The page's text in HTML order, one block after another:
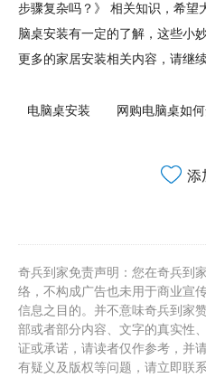
步骤复杂吗？》 相关知识，希望
脑桌安装有一定的了解，这些小
更多的家居安装相关内容，请继
电脑桌安装 网购电脑桌如
添
奇兵到家免责声明：您在奇兵到
络，不构成广告也未用于商业宣
信息之目的。并不意味奇兵到家
部或者部分内容、文字的真实性
证或承诺，请读者仅作参考，并
有疑义及版权等问题，请立即联